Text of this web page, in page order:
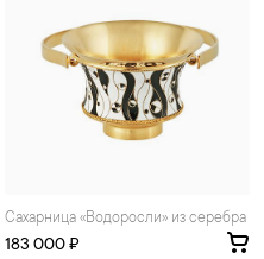
Сахаpница «Водоросли» из серебра
183 000 ₽